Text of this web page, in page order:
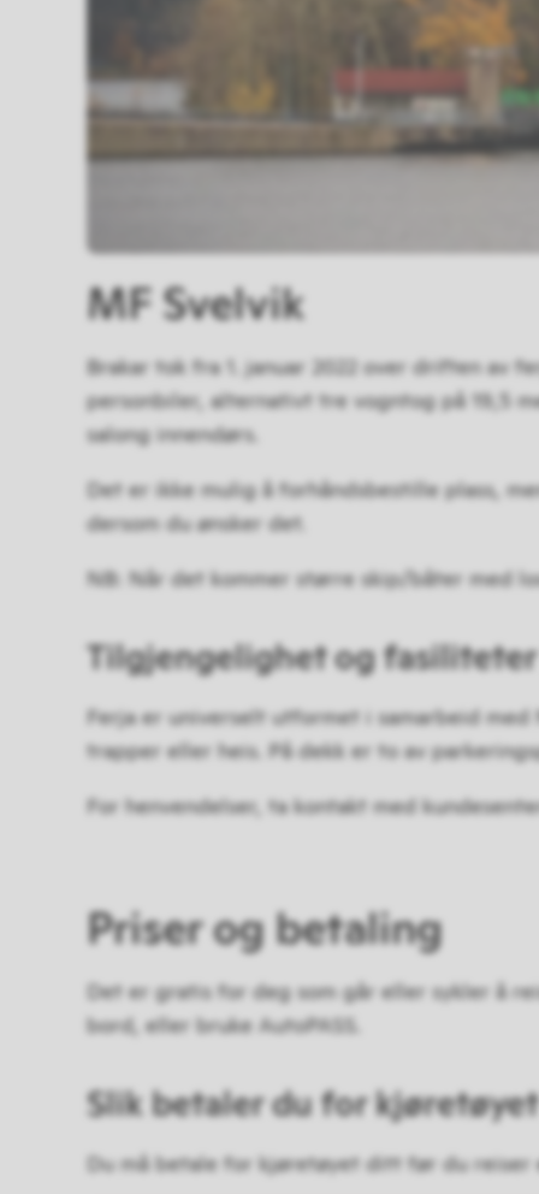
MF Svelvik
Brakar tok fra 1. januar 2022 over driften av
personbiler, alternativt tre vogntog på 19,5
salong innendørs.
Det er ikke mulig å forhåndsbestille plass,
dersom du ønsker det.
NB: Når det kommer større skip/båter med
Tilgjengelighet og fasiliteter
Ferja er universelt utformet i samarbeid
trapper eller heis. På dekk er to av
For henvendelser, ta kontakt med
Priser og betaling
Det er gratis for deg som går eller sykler å
bord, eller bruke AutoPASS.
Slik betaler du for
Du må betale for kjøretøyet ditt før du reiser